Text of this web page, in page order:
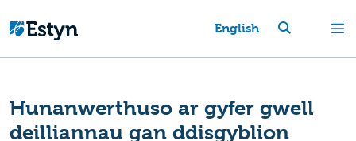
English
Hunanwerthuso ar gyfer gwell
deilliannau gan ddisgyblion